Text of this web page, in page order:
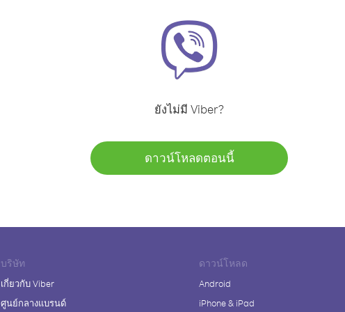
ยังไม่มี Viber?
ดาวน์โหลดตอนนี้
บริษัท
เกี่ยวกับ Viber
ศูนย์กลางแบรนด์
ดาวน์โหลด
Android
iPhone & iPad